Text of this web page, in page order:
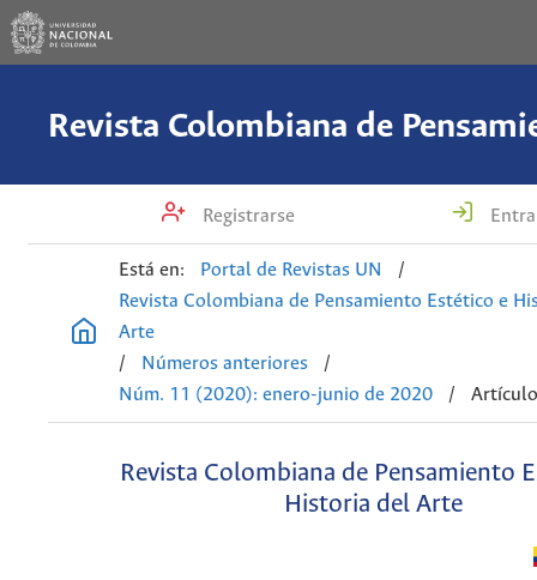
Registrarse
Está en: Portal de Revistas UN
/
Revista Colombiana de Pensamiento Estético e
Arte
/
Números anteriores
/
Núm. 11 (2020): enero-junio de 2020
/
Revista Colombiana de Pensamiento
Historia del Arte